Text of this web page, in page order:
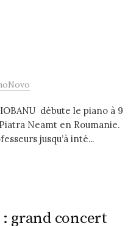
débute le piano à 9
Neamt en Roumanie.
jusqu’à inté...
: grand concert